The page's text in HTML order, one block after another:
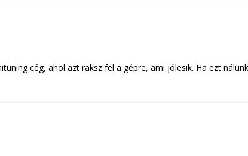
cég, ahol azt raksz fel a gépre, ami jólesik. Ha ezt nálunk